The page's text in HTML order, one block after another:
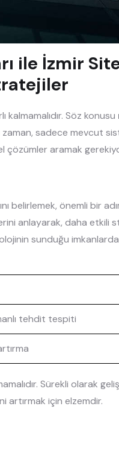
ile İzmir
kalmamalıdır. Söz konusu
sadece mevcut
çözümler aramak
belirlemek, önemli bir
anlayarak, daha etkili
sunduğu
tehdit tespiti
Sürekli olarak
artırmak için elzemdir.